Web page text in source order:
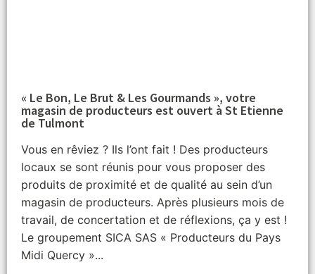
« Le Bon, Le Brut & Les Gourmands », votre
magasin de producteurs est ouvert à St Etienne
de Tulmont
Vous en rêviez ? Ils l’ont fait ! Des producteurs
locaux se sont réunis pour vous proposer des
produits de proximité et de qualité au sein d’un
magasin de producteurs. Après plusieurs mois de
travail, de concertation et de réflexions, ça y est !
Le groupement SICA SAS « Producteurs du Pays
Midi Quercy »...